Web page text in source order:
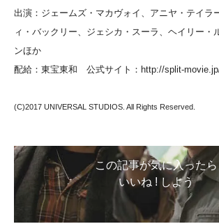
出演：ジェームズ・マカヴォイ、アニヤ・テイラ
ィ・バックリー、ジェシカ・スーラ、ヘイリー・
ンほか
配給：東宝東和 公式サイト：http://split-
(C)2017 UNIVERSAL STUDIOS. All Rights Reserved.
この記事が気に入ったら
いいね ! しよう